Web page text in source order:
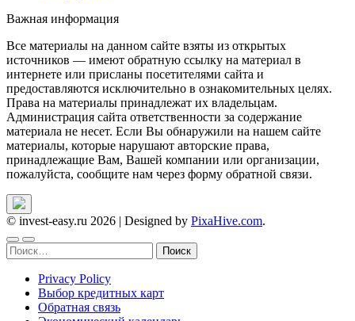
Важная информация
Все материалы на данном сайте взяты из открытых
источников — имеют обратную ссылку на материал в
интернете или присланы посетителями сайта и
предоставляются исключительно в ознакомительных целях.
Права на материалы принадлежат их владельцам.
Администрация сайта ответственности за содержание
материала не несет. Если Вы обнаружили на нашем сайте
материалы, которые нарушают авторские права,
принадлежащие Вам, Вашей компании или организации,
пожалуйста, сообщите нам через форму обратной связи.
© invest-easy.ru 2026 | Designed by PixaHive.com.
Найти:
Privacy Policy
Выбор кредитных карт
Обратная связь